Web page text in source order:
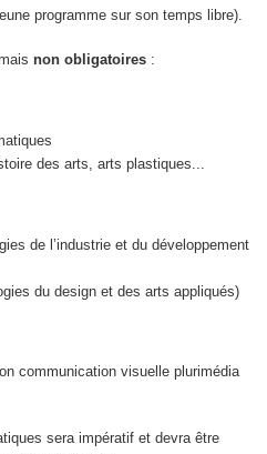
programme sur son temps libre).
non obligatoires:
des arts, arts plastiques...
de l’industrie et du développement
du design et des arts appliqués)
communication visuelle plurimédia
sera impératif et devra être